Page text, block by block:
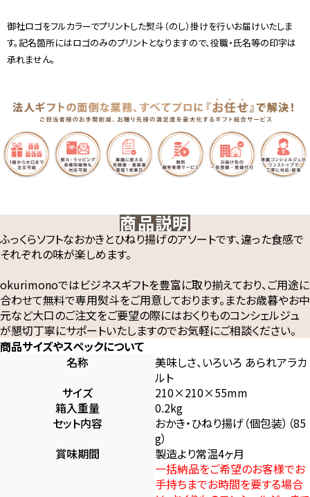
御社ロゴをフルカラーでプリントした熨斗（のし）掛けを行いお届けいたしま
す。記名箇所にはロゴのみのプリントとなりますので、役職・氏名等の印字は
承れません。
商品説明
ふっくらソフトなおかきとひねり揚げのアソートです、違った食感で
それぞれの味が楽しめます。
okurimonoではビジネスギフトを豊富に取り揃えており、ご用途に
合わせて無料で専用熨斗をご用意しております。またお歳暮やお中
元など大口のご注文をご要望の際にはおくりものコンシェルジュ
が懇切丁寧にサポートいたしますのでお気軽にご相談ください。
商品サイズやスペックについて
名称
美味しさ、いろいろ あられアラカ
ルト
サイズ
210×210×55mm
箱入重量
0.2kg
セット内容
おかき・ひねり揚げ（個包装）（85
g）
賞味期間
製造より常温4ヶ月
一括納品をご希望のお客様でお
手持ちまでお時間を要する場合